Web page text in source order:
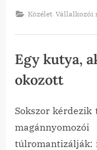
Közélet, Vállalkozói
Egy kutya,
okozott
Posted
on
2026-
05-31
By
tanai
Sokszor
túlromantizálják: